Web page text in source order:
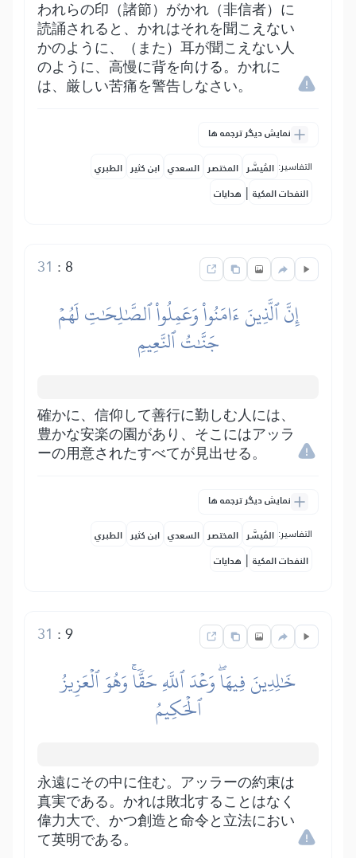
われらの印（諸節）がかれ（非信者）に
読誦されると、かれはそれを聞こえない
かのように、（また）耳が聞こえない人
のように、高慢に背を向ける。かれに
は、厳しい苦痛を警告しなさい。
نمایش دیگر ترجمه ها
التفاسير: المُيسَّر المختصر السعدي ابن كثير الطبري
النفحات المكية | هدايات
8
:
31
إِنَّ ٱلَّذِينَ ءَامَنُواْ وَعَمِلُواْ ٱلصَّٰلِحَٰتِ لَهُمۡ
جَنَّٰتُ ٱلنَّعِيمِ
確かに、信仰して善行に勤しむ人には、
豊かな安楽の園があり、そこにはアッラ
ーの用意されたすべてが見出せる。
نمایش دیگر ترجمه ها
التفاسير: المُيسَّر المختصر السعدي ابن كثير الطبري
النفحات المكية | هدايات
9
:
31
خَٰلِدِينَ فِيهَاۖ وَعۡدَ ٱللَّهِ حَقّٗاۚ وَهُوَ ٱلۡعَزِيزُ
ٱلۡحَكِيمُ
永遠にその中に住む。アッラーの約束は
真実である。かれは敗北することはなく
偉力大で、かつ創造と命令と立法におい
て英明である。